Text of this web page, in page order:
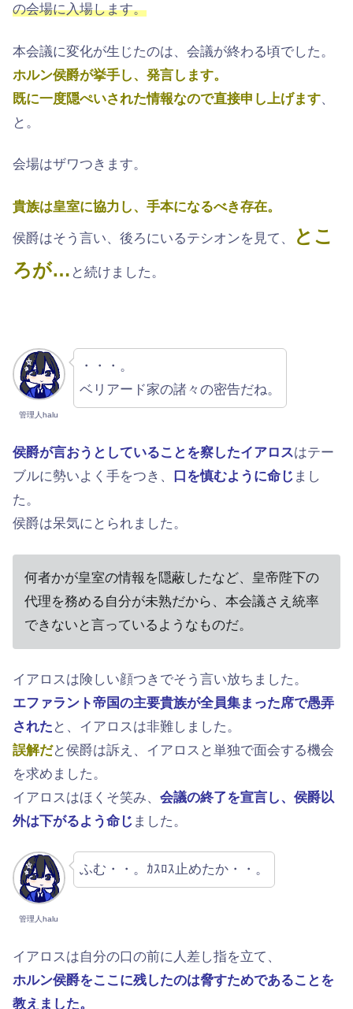
の会場に入場します。
本会議に変化が生じたのは、会議が終わる頃でした。
ホルン侯爵が挙手し、発言します。
既に一度隠ぺいされた情報なので直接申し上げます、
と。
会場はザワつきます。
貴族は皇室に協力し、手本になるべき存在。
侯爵はそう言い、後ろにいるテシオンを見て、
とこ
ろが… と続けました。
管理人halu
・・・。
ベリアード家の諸々の密告だね。
侯爵が言おうとしていることを察したイアロスはテー
ブルに勢いよく手をつき、
口を慎むように命じ まし
た。
侯爵は呆気にとられました。
何者かが皇室の情報を隠蔽したなど、皇帝陛下の
代理を務める自分が未熟だから、本会議さえ統率
できないと言っているようなものだ。
イアロスは険しい顔つきでそう言い放ちました。
エファラント帝国の主要貴族が全員集まった席で愚弄
された と、イアロスは非難しました。
誤解だと侯爵は訴え、イアロスと単独で面会する機会
を求めました。
イアロスはほくそ笑み、 会議の終了を宣言し、侯爵以
外は下がるよう命じ ました。
管理人halu
ふむ・・。ｶｽﾛｽ止めたか・・。
イアロスは自分の口の前に人差し指を立て、
ホルン侯爵をここに残したのは脅すためであることを
教えました。